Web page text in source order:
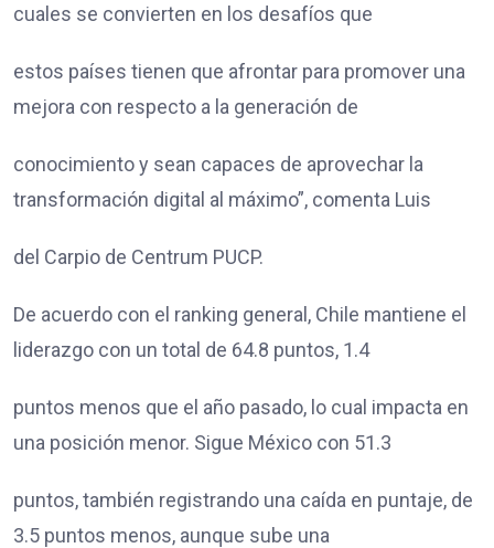
cuales se convierten en los desafíos que
estos países tienen que afrontar para promover una
mejora con respecto a la generación de
conocimiento y sean capaces de aprovechar la
transformación digital al máximo”, comenta Luis
del Carpio de Centrum PUCP.
De acuerdo con el ranking general, Chile mantiene el
liderazgo con un total de 64.8 puntos, 1.4
puntos menos que el año pasado, lo cual impacta en
una posición menor. Sigue México con 51.3
puntos, también registrando una caída en puntaje, de
3.5 puntos menos, aunque sube una